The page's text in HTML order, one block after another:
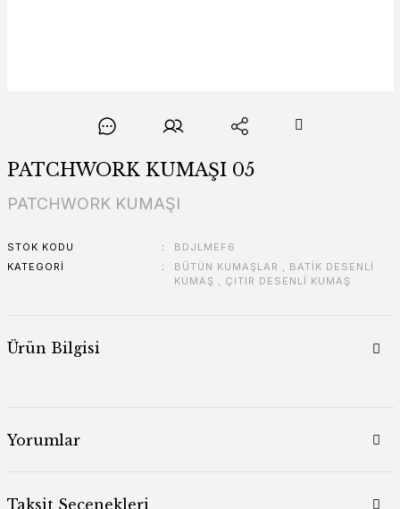
PATCHWORK KUMAŞI 05
PATCHWORK KUMAŞI
STOK KODU
BDJLMEF6
KATEGORI
BÜTÜN KUMAŞLAR , BATİK DESENLİ
KUMAŞ , ÇITIR DESENLİ KUMAŞ
Ürün Bilgisi
Yorumlar
Taksit Seçenekleri